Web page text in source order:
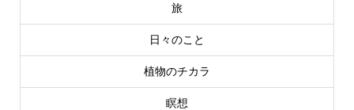
旅
日々のこと
植物のチカラ
瞑想